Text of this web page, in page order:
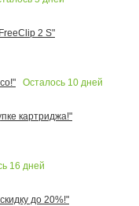
2 S"
Осталось 10 дней
картриджа!"
16 дней
до 20%!"